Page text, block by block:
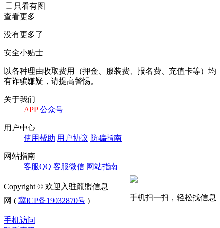
只看有图
查看更多
没有更多了
安全小贴士
以各种理由收取费⽤（押⾦、服装费、报名费、充值卡等）均
有诈骗嫌疑，请提⾼警惕。
关于我们
APP 公众号
⽤户中⼼
使⽤帮助 ⽤户协议 防骗指南
⽹站指南
客服QQ 客服微信 ⽹站指南
手机扫一扫，轻松找信息
Copyright © 欢迎入驻龍盟信息
网 ( 冀ICP备19032870号 )
手机访问